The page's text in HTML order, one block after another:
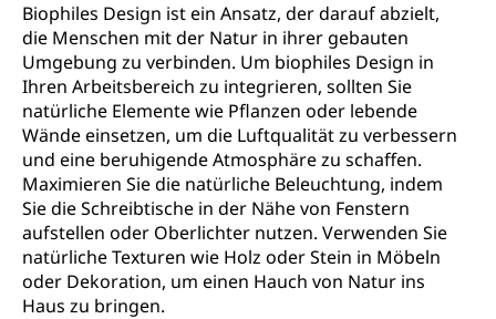
Biophiles Design ist ein Ansatz, der darauf abzielt,
die Menschen mit der Natur in ihrer gebauten
Umgebung zu verbinden. Um biophiles Design in
Ihren Arbeitsbereich zu integrieren, sollten Sie
natürliche Elemente wie Pflanzen oder lebende
Wände einsetzen, um die Luftqualität zu verbessern
und eine beruhigende Atmosphäre zu schaffen.
Maximieren Sie die natürliche Beleuchtung, indem
Sie die Schreibtische in der Nähe von Fenstern
aufstellen oder Oberlichter nutzen. Verwenden Sie
natürliche Texturen wie Holz oder Stein in Möbeln
oder Dekoration, um einen Hauch von Natur ins
Haus zu bringen.